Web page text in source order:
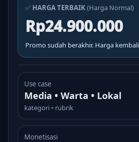
✅ HARGA TERBAIK(Harga Normal)
Rp24.900.000
Promo sudah berakhir. Harga
Use case
Media • Warta • Lokal
kategori • rubrik
Monetisasi